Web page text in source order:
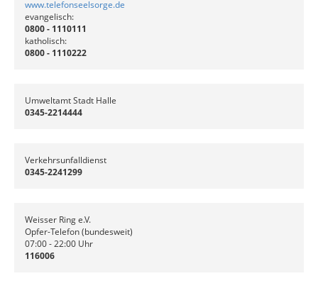
www.telefonseelsorge.de
evangelisch:
0800 - 1110111
katholisch:
0800 - 1110222
Umweltamt Stadt Halle
0345-2214444
Verkehrsunfalldienst
0345-2241299
Weisser Ring e.V.
Opfer-Telefon (bundesweit)
07:00 - 22:00 Uhr
116006